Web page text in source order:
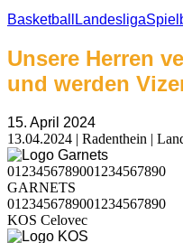
Basketball Landesliga
Unsere Herren
und werden
15. April 2024
13.04.2024 | Radenthein |
01 23456789001 234567890
GARNETS
01 23456789001 234567890
KOS Celovec